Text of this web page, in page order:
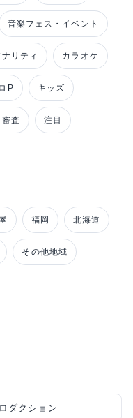
音楽フェス・イベント
リティ カラオケ
P キッズ
査 注目
福岡 北海道
その他地域
ダクション